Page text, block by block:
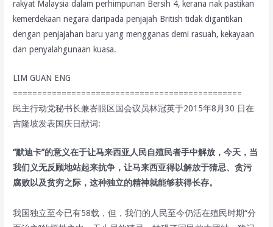
rakyat Malaysia dalam perhimpunan Bersih 4, kerana nak pastikan
kemerdekaan negara daripada penjajah British tidak digantikan
dengan penjajahan baru yang mengganas demi rasuah, kekayaan
dan penyalahgunaan kuasa.
LIM GUAN ENG
===============================================
民主行动党秘书长兼峇眼区国会议员林冠英于2015年8月30 日在
吉隆坡发表国庆日献词:
“默迪卡”的意义在于让马来西亚人民自殖民者手中解放，今天，当
我们义无反顾地站起来抗争，让马来西亚得以解放于猜忌、贪污
腐败以及贫穷之际，这种独立的精神就能够获得长存。
我国独立至今已有58载，但，我们的人民至今仍活在殖民时期“分